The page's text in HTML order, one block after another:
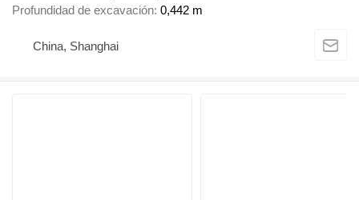
Profundidad de excavación 0,442 m
China, Shanghai